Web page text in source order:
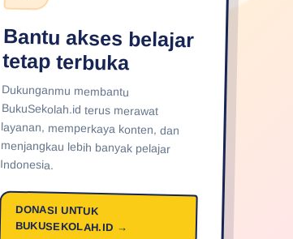
Bantu akses belajar
tetap terbuka
Dukunganmu membantu
BukuSekolah.id terus merawat
layanan, memperkaya konten, dan
menjangkau lebih banyak pelajar
Indonesia.
DONASI UNTUK
BUKUSEKOLAH.ID →